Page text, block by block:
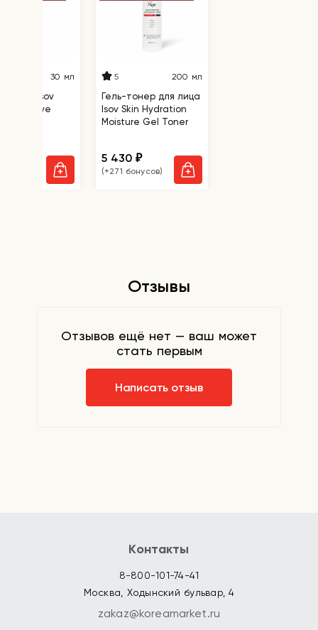
Способ применения:на очищенную кожу
нанесите необходимое количество
30 мл
век Isov
Care Eye
5 200 мл
Гель-тонер для лица
Isov Skin Hydration
Moisture Gel Toner
5 430 ₽
(+271 бонусов)
Отзывы
Отзывов ещё нет — ваш может
стать первым
Написать отзыв
Контакты
8-800-101-74-41
Москва, Ходынский бульвар, 4
zakaz@koreamarket.ru